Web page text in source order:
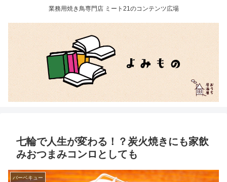
業務用焼き鳥専門店 ミート21のコンテンツ広場
七輪で人生が変わる！？炭火焼きにも家飲
みおつまみコンロとしても
バーベキュー